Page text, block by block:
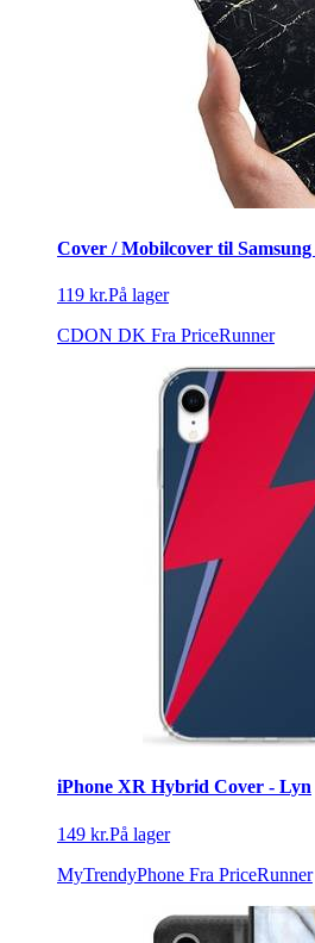
Cover / Mobilcover til
119 kr.På lager
CDON DK Fra PriceRunner
iPhone XR Hybrid Cover - Lyn
149 kr.På lager
MyTrendyPhone Fra PriceRunner